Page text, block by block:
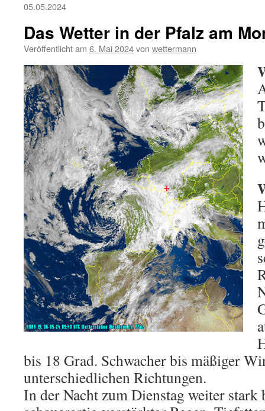
05.05.2024
Das Wetter in der Pfalz am
Veröffentlicht am 6. Mai 2024von wettermann
bis 18 Grad. Schwacher bis mäßiger
unterschiedlichen Richtungen.
In der Nacht zum Dienstag weiter